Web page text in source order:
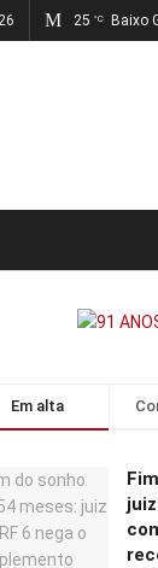
25 °C Baixo
Em alta